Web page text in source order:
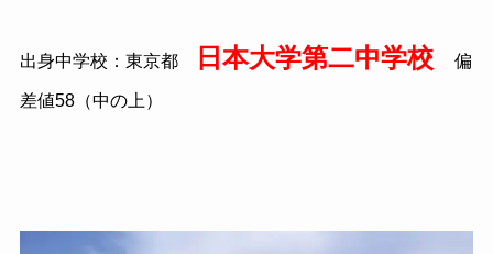
出身中学校：東京都 日本大学第二中学校 偏
差値58（中の上）